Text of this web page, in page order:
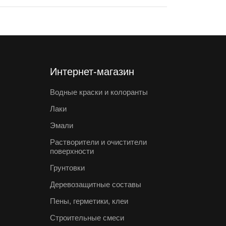
Интернет-магазин
Водные краски и колоранты
Лаки
Эмали
Растворители и очистители
поверхности
Грунтовки
Деревозащитные составы
Пены, герметики, клеи
Строительные смеси